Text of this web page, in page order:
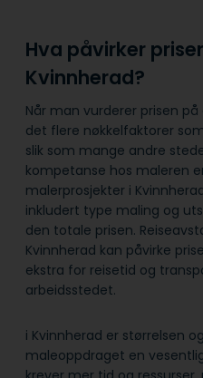
Hva påvirker
Kvinnherad?
Når man vurderer prisen
det flere nøkkelfaktorer
slik som mange andre
kompetanse hos maleren
malerprosjekter i
inkludert type maling og
den totale prisen.
Kvinnherad kan påvirke
ekstra for reisetid og
arbeidsstedet.
i Kvinnherad er størrelsen
maleoppdraget en